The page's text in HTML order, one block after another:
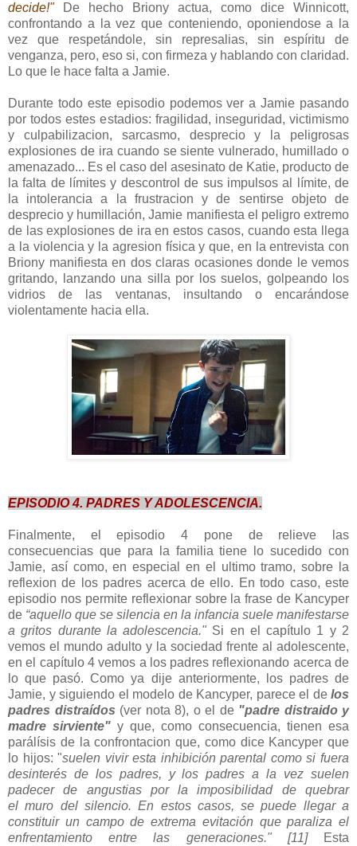
decide!"
De hecho Briony actua, como dice Winnicott,
confrontando a la vez que conteniendo, oponiendose a la
vez que respetándole, sin represalias, sin espíritu de
venganza, pero, eso si, con firmeza y hablando con claridad.
Lo que le hace falta a Jamie.
Durante todo este episodio podemos ver a Jamie pasando
por todos estes estadios: fragilidad, inseguridad, victimismo
y culpabilizacion, sarcasmo, desprecio y la peligrosas
explosiones de ira cuando se siente vulnerado, humillado o
amenazado... Es el caso del asesinato de Katie, producto de
la falta de límites y descontrol de sus impulsos al límite, de
la intolerancia a la frustracion y de sentirse objeto de
desprecio y humillación, Jamie manifiesta el peligro extremo
de las explosiones de ira en estos casos, cuando esta llega
a la violencia y la agresion física y que, en la entrevista con
Briony manifiesta en dos claras ocasiones donde le vemos
gritando, lanzando una silla por los suelos, golpeando los
vidrios de las ventanas, insultando o encarándose
violentamente hacia ella.
EPISODIO 4. PADRES Y ADOLESCENCIA.
Finalmente, el episodio 4 pone de relieve las
consecuencias que para la familia tiene lo sucedido con
Jamie, así como, en especial en el ultimo tramo, sobre la
reflexion de los padres acerca de ello. En todo caso, este
episodio nos permite reflexionar sobre la frase de Kancyper
de “aquello que se silencia en la infancia suele manifestarse
a gritos durante la adolescencia." Si en el capítulo 1 y 2
vemos el mundo adulto y la sociedad frente al adolescente,
en el capítulo 4 vemos a los padres reflexionando acerca de
lo que pasó. Como ya dije anteriormente, los padres de
Jamie, y siguiendo el modelo de Kancyper, parece el de los
padres distraídos (ver nota 8), o el de "padre distraido y
madre sirviente" y que, como consecuencia, tienen esa
parálísis de la confrontacion que, como dice Kancyper que
lo hijos: "suelen vivir esta inhibición parental como si fuera
desinterés de los padres, y los padres a la vez suelen
padecer de angustias por la imposibilidad de quebrar
elmuro del silencio. En estos casos, se puede llegar a
constituir un campo de extrema evitación que paraliza el
enfrentamiento entrelas generaciones." [11]
Esta